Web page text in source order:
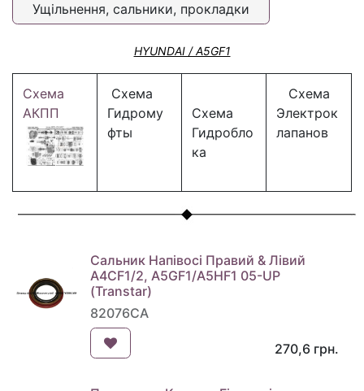
Ущільнення, сальники, прокладки
HYUNDAI / A5GF1
Схема
АКПП
Схема
Гидрому
фты
Схема
Гидробло
ка
Схема
Электрок
лапанов
Сальник Напівосі Правий & Лівий
A4CF1/2, A5GF1/A5HF1 05-UP
(Transtar)
82076CA
270,6 грн.